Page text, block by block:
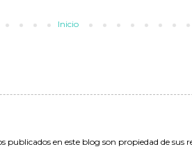
Inicio
publicados en este blog son propiedad de sus